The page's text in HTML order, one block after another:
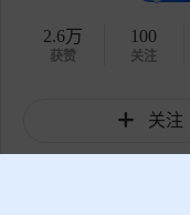
2.6万
获赞
100
关注
关注